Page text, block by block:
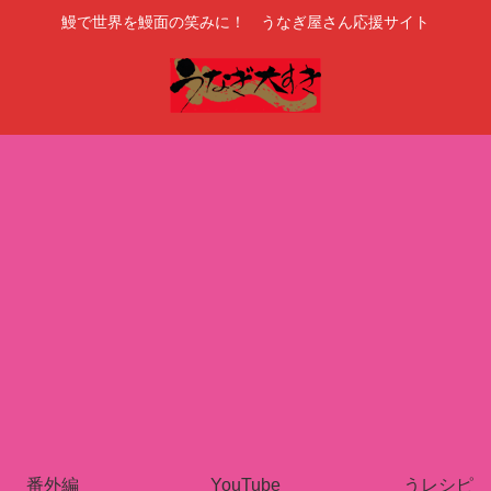
鰻で世界を鰻面の笑みに！ うなぎ屋さん応援サイト
番外編 YouTube うレシピ